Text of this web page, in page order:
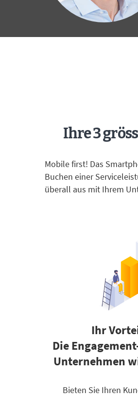
Ihre 3
Mobile first! Das
Buchen einer
überall aus mit Ihrem
Ihr
Die
Unternehmen
Bieten Sie Ihren